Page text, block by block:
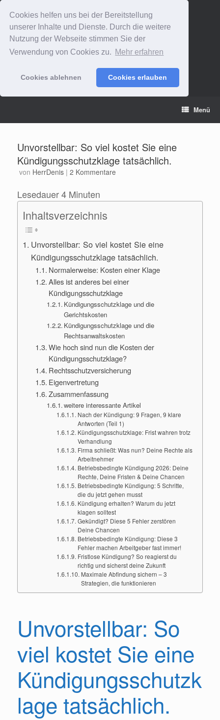
Cookies helfen uns bei der Bereitstellung
unserer Inhalte und Dienste. Durch die weitere
Nutzung der Webseite stimmen Sie der
Verwendung von Cookies zu. Mehr erfahren
Cookies ablehnen Cookies erlauben
Menü
Unvorstellbar: So viel kostet Sie eine
Kündigungsschutzklage tatsächlich.
von HerrDenis | 2 Kommentare
Lesedauer4 Minuten
Inhaltsverzeichnis
Unvorstellbar: So viel kostet Sie eine
Kündigungsschutzklage tatsächlich.
Normalerweise: Kosten einer Klage
Alles ist anderes bei einer
Kündigungsschutzklage
Kündigungsschutzklage und die
Gerichtskosten
Kündigungsschutzklage und die
Rechtsanwaltskosten
Wie hoch sind nun die Kosten der
Kündigungsschutzklage?
Rechtsschutzversicherung
Eigenvertretung
Zusammenfassung
weitere interessante Artikel
Nach der Kündigung: 9 Fragen, 9 klare
Antworten (Teil 1)
Kündigungsschutzklage: Frist wahren trotz
Verhandlung
Firma schließt: Was nun? Deine Rechte als
Arbeitnehmer
Betriebsbedingte Kündigung 2026: Deine
Rechte, Deine Fristen & Deine Chancen
Betriebsbedingte Kündigung: 5 Schritte,
die du jetzt gehen musst
Kündigung erhalten? Warum du jetzt
klagen solltest
Gekündigt? Diese 5 Fehler zerstören
Deine Chancen
Betriebsbedingte Kündigung: Diese 3
Fehler machen Arbeitgeber fast immer!
Fristlose Kündigung? So reagierst du
richtig und sicherst deine Zukunft
Maximale Abfindung sichern – 3
Strategien, die funktionieren
Unvorstellbar: So
viel kostet Sie eine
Kündigungsschutzk
lage tatsächlich.